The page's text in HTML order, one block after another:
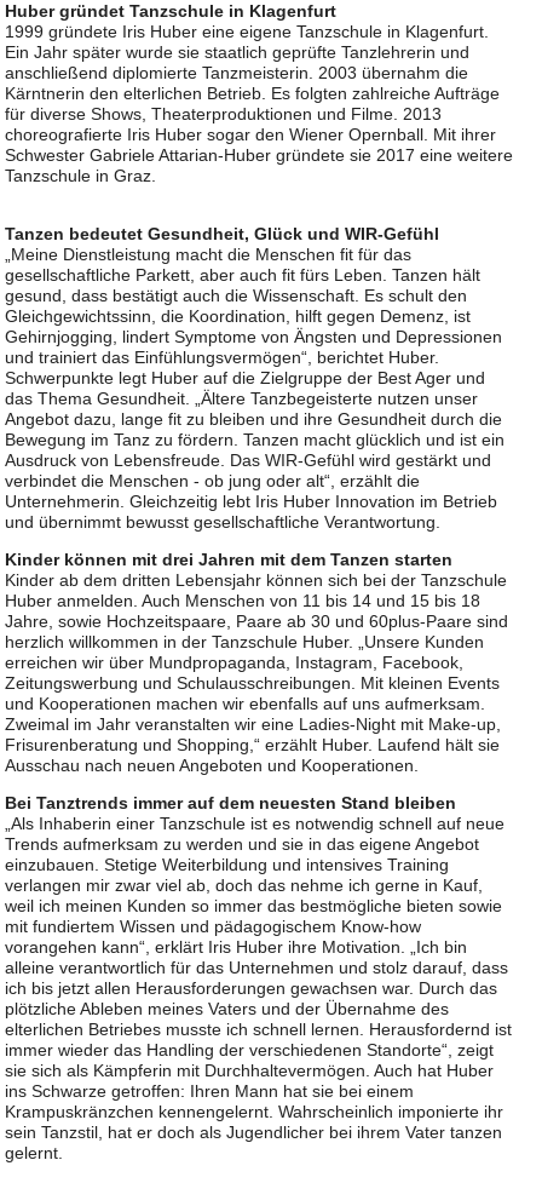
Huber gründet Tanzschule in Klagenfurt
1999 gründete Iris Huber eine eigene Tanzschule in Klagenfurt.
Ein Jahr später wurde sie staatlich geprüfte Tanzlehrerin und
anschließend diplomierte Tanzmeisterin. 2003 übernahm die
Kärntnerin den elterlichen Betrieb. Es folgten zahlreiche Aufträge
für diverse Shows, Theaterproduktionen und Filme. 2013
choreografierte Iris Huber sogar den Wiener Opernball. Mit ihrer
Schwester Gabriele Attarian-Huber gründete sie 2017 eine weitere
Tanzschule in Graz.
Tanzen bedeutet Gesundheit, Glück und WIR-Gefühl
„Meine Dienstleistung macht die Menschen fit für das
gesellschaftliche Parkett, aber auch fit fürs Leben. Tanzen hält
gesund, dass bestätigt auch die Wissenschaft. Es schult den
Gleichgewichtssinn, die Koordination, hilft gegen Demenz, ist
Gehirnjogging, lindert Symptome von Ängsten und Depressionen
und trainiert das Einfühlungsvermögen“, berichtet Huber.
Schwerpunkte legt Huber auf die Zielgruppe der Best Ager und
das Thema Gesundheit. „Ältere Tanzbegeisterte nutzen unser
Angebot dazu, lange fit zu bleiben und ihre Gesundheit durch die
Bewegung im Tanz zu fördern. Tanzen macht glücklich und ist ein
Ausdruck von Lebensfreude. Das WIR-Gefühl wird gestärkt und
verbindet die Menschen - ob jung oder alt“, erzählt die
Unternehmerin. Gleichzeitig lebt Iris Huber Innovation im Betrieb
und übernimmt bewusst gesellschaftliche Verantwortung.
Kinder können mit drei Jahren mit dem Tanzen starten
Kinder ab dem dritten Lebensjahr können sich bei der Tanzschule
Huber anmelden. Auch Menschen von 11 bis 14 und 15 bis 18
Jahre, sowie Hochzeitspaare, Paare ab 30 und 60plus-Paare sind
herzlich willkommen in der Tanzschule Huber. „Unsere Kunden
erreichen wir über Mundpropaganda, Instagram, Facebook,
Zeitungswerbung und Schulausschreibungen. Mit kleinen Events
und Kooperationen machen wir ebenfalls auf uns aufmerksam.
Zweimal im Jahr veranstalten wir eine Ladies-Night mit Make-up,
Frisurenberatung und Shopping,“ erzählt Huber. Laufend hält sie
Ausschau nach neuen Angeboten und Kooperationen.
Bei Tanztrends immer auf dem neuesten Stand bleiben
„Als Inhaberin einer Tanzschule ist es notwendig schnell auf neue
Trends aufmerksam zu werden und sie in das eigene Angebot
einzubauen. Stetige Weiterbildung und intensives Training
verlangen mir zwar viel ab, doch das nehme ich gerne in Kauf,
weil ich meinen Kunden so immer das bestmögliche bieten sowie
mit fundiertem Wissen und pädagogischem Know-how
vorangehen kann“, erklärt Iris Huber ihre Motivation. „Ich bin
alleine verantwortlich für das Unternehmen und stolz darauf, dass
ich bis jetzt allen Herausforderungen gewachsen war. Durch das
plötzliche Ableben meines Vaters und der Übernahme des
elterlichen Betriebes musste ich schnell lernen. Herausfordernd ist
immer wieder das Handling der verschiedenen Standorte“, zeigt
sie sich als Kämpferin mit Durchhaltevermögen. Auch hat Huber
ins Schwarze getroffen: Ihren Mann hat sie bei einem
Krampuskränzchen kennengelernt. Wahrscheinlich imponierte ihr
sein Tanzstil, hat er doch als Jugendlicher bei ihrem Vater tanzen
gelernt.